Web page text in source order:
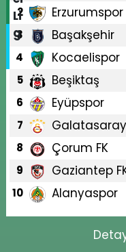
2 Erzurumspor
3 Başakşehir
4 Kocaelispor
5 Beşiktaş
6 Eyüpspor
7 Galatasaray
8 Çorum FK
9 Gaziantep
10 Alanyaspor